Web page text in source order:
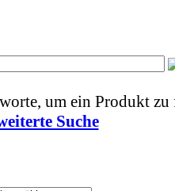
um ein Produkt zu
Suche